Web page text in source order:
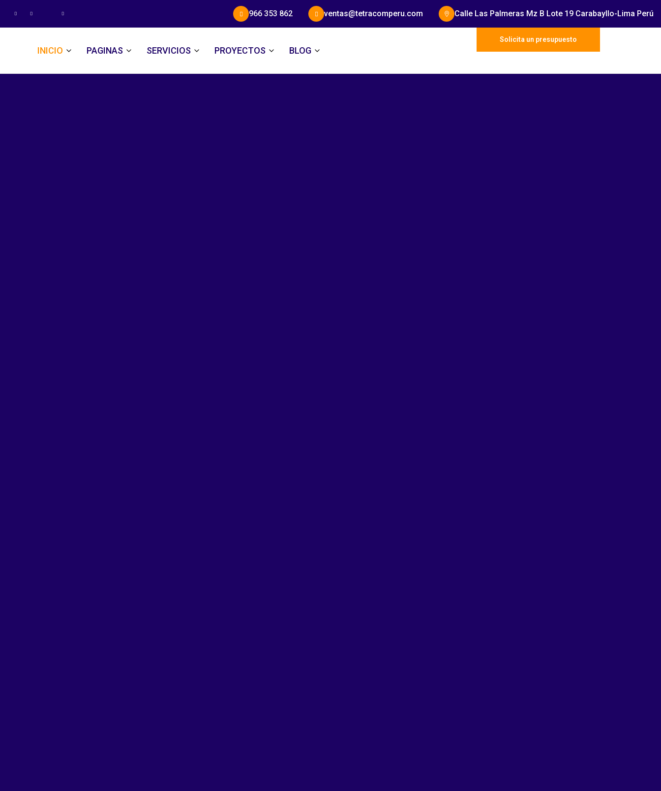
966 353 862 ventas@tetracomperu.com Calle Las Palmeras Mz B Lote 19 Carabayllo-Lima Perú
INICIO PAGINAS SERVICIOS PROYECTOS BLOG